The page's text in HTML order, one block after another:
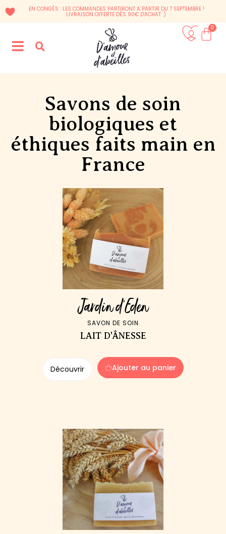
EN CONGÉS : LES COMMANDES PARTIRONT A PARTIR DU 7 SEPTEMBRE !
LIVRAISON OFFERTE DÈS 90€ D'ACHAT :)
0
Savons de soin
biologiques et
éthiques faits main en
France
Jardin d'Eden
SAVON DE SOIN
LAIT D'ÂNESSE
Découvrir Ajouter au panier